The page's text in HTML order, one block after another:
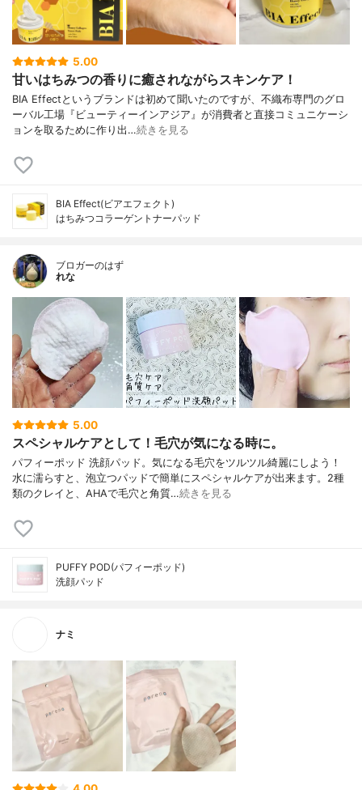
5.00
甘いはちみつの香りに癒されながらスキンケア！
BIA Effectというブランドは初めて聞いたのですが、不織布専門のグロ
ーバル工場『ビューティーインアジア』が消費者と直接コミュニケーシ
ョンを取るために作り出…続きを見る
BIA Effect(ビアエフェクト)
はちみつコラーゲントナーパッド
ブロガーのはず
れな
5.00
スペシャルケアとして！毛穴が気になる時に。
パフィーポッド 洗顔パッド。気になる毛穴をツルツル綺麗にしよう！
水に濡らすと、泡立つパッドで簡単にスペシャルケアが出来ます。2種
類のクレイと、AHAで毛穴と角質…続きを見る
PUFFY POD(パフィーポッド)
洗顔パッド
ナミ